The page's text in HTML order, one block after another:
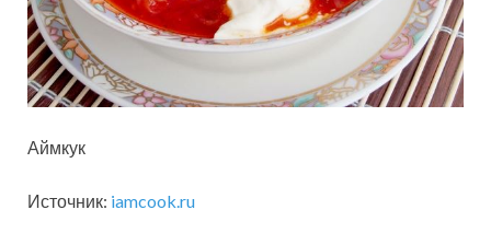
Аймкук
Источник: iamcook.ru